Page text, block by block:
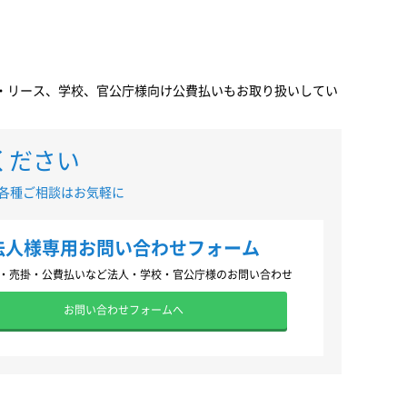
ース、学校、官公庁様向け公費払いもお取り扱いしてい
さい
種ご相談はお気軽に
人様専用お問い合わせフォーム
売掛・公費払いなど法人・学校・官公庁様のお問い合わせ
お問い合わせフォームへ